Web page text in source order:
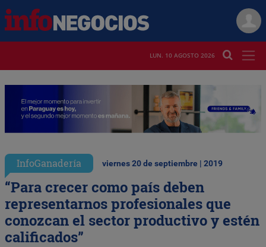
LUN. 10 AGOSTO 2026
InfoGanadería viernes 20 de septiembre | 2019
“Para crecer como país deben
representarnos profesionales que
conozcan el sector productivo y estén
calificados”